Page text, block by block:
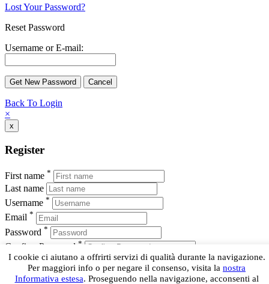
I cookie ci aiutano a offrirti servizi di qualità durante la navigazione.
Per maggiori info o per negare il consenso, visita la nostra
Informativa estesa. Proseguendo nella navigazione, acconsenti al
Lost Your Password?
Reset Password
Username or E-mail:
Back To Login
×
x
Register
First name *
Last name
Username *
Email *
Password *
Confirm Password *
Register